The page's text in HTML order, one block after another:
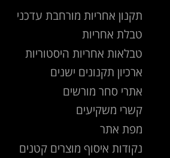
תקנון אחריות מורחבת עדכני
טבלת אחריות
טבלאות אחריות היסטוריות
ארכיון תקנונים ישנים
אתרי סחר מורשים
קשרי משקיעים
מפת אתר
נקודות איסוף מוצרים קטנים